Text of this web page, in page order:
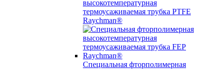
высокотемпературная
термоусаживаемая трубка PTFE
Raychman®
Специальная фторполимерная